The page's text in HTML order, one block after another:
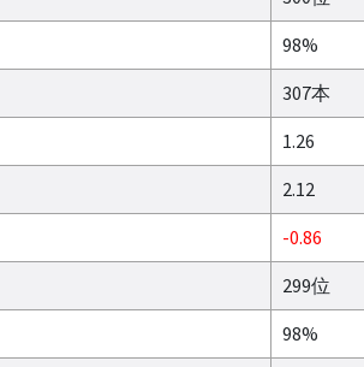
98%
307本
1.26
2.12
-0.86
299位
98%